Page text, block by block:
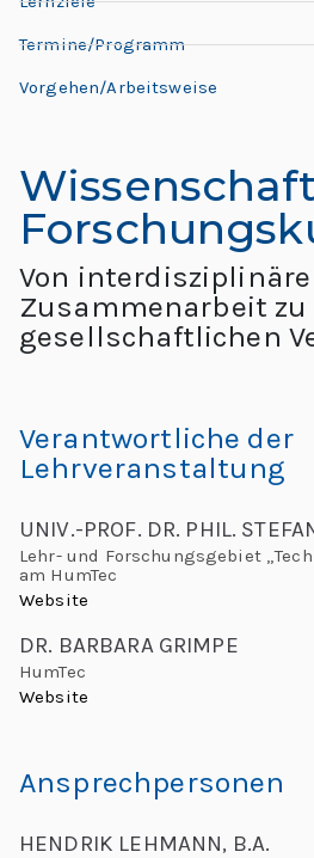
e
n
a
r
d
“
e
M
e
ti
n
g
o
b
al
C
s
Von
Zusammenarbeit zu
gesellschaftlichen
Verantwortliche der
Lehrveranstaltung
UNIV.-PROF. DR. PHIL.
Lehr- und Forschungsgebiet
am HumTec
Website
DR. BARBARA GRIMPE
HumTec
Website
Ansprechpersonen
HENDRIK LEHMANN, B.A.
Termine/Programm
Vorgehen/Arbeitsweise